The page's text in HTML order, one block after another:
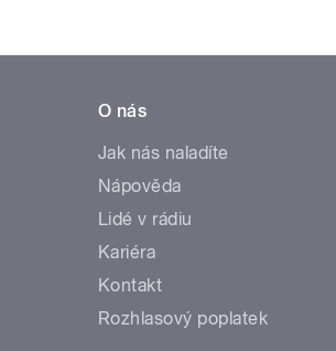
O nás
Jak nás naladíte
Nápověda
Lidé v rádiu
Kariéra
Kontakt
Rozhlasový poplatek